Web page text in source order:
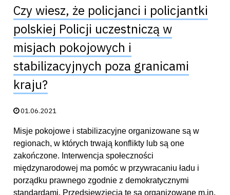
Czy wiesz, że policjanci i policjantki
polskiej Policji uczestniczą w
misjach pokojowych i
stabilizacyjnych poza granicami
kraju?
Data publikacji:
01.06.2021
Misje pokojowe i stabilizacyjne organizowane są w
regionach, w których trwają konflikty lub są one
zakończone. Interwencja społeczności
międzynarodowej ma pomóc w przywracaniu ładu i
porządku prawnego zgodnie z demokratycznymi
standardami. Przedsięwzięcia te są organizowane m.in.